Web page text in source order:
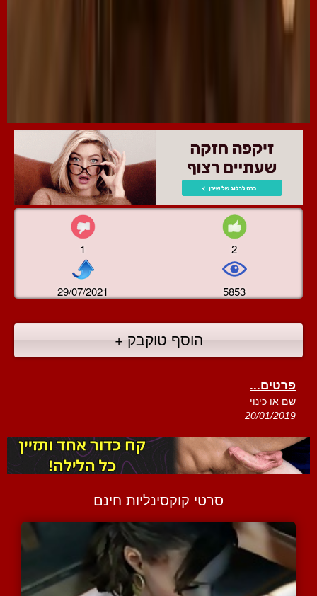
1 2
29/07/2021 5853
הוסף טוקבק +
פרטים...
שם או כינוי
20/01/2019
סרטי קוקסינליות חינם